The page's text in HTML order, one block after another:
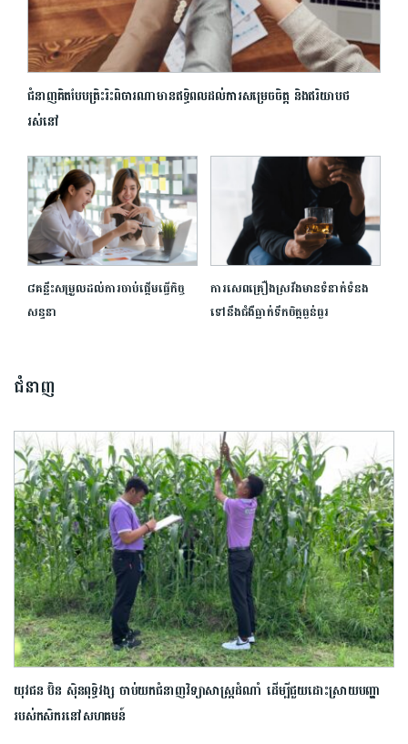
ជំនាញគិតបែបត្រិះរិះពិចារណាមានឥទ្ធិពលដល់ការសម្រេចចិត្ត និងឥរិយាបថ
រស់នៅ
៨គន្លឹះសម្រួលដល់ការចាប់ផ្តើមធ្វើកិច្ច
សន្ទនា
ការសេពគ្រឿងស្រវឹងមានទំនាក់ទំនង
ទៅនឹងជំងឺធ្លាក់ទឹកចិត្តធ្ងន់ធ្ងរ
ជំនាញ
យុវជន ប៊ិន ស៊ិនពុទ្ធិវង្ស ចាប់យកជំនាញវិទ្យាសាស្ត្រដំណាំ ដើម្បីជួយដោះស្រាយបញ្ហា
របស់កសិករ​នៅសហគមន៍